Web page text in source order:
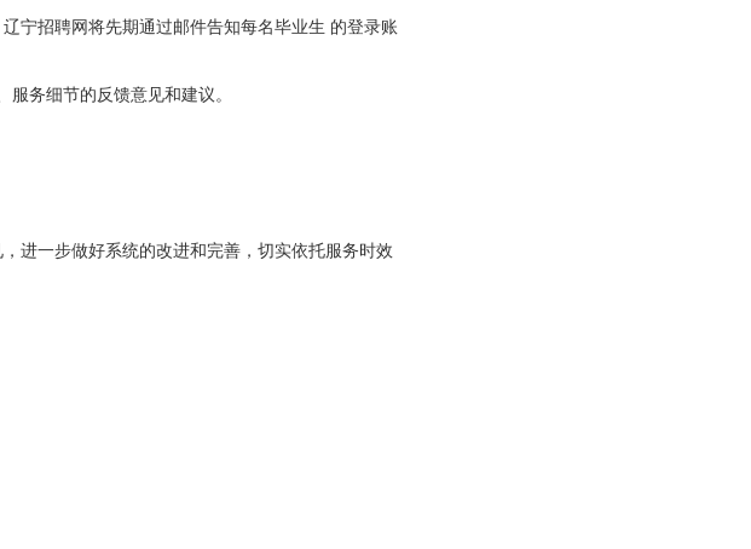
宁招聘网将先期通过邮件告知每名毕业生 的登录账
务细节的反馈意见和建议。
进一步做好系统的改进和完善，切实依托服务时效